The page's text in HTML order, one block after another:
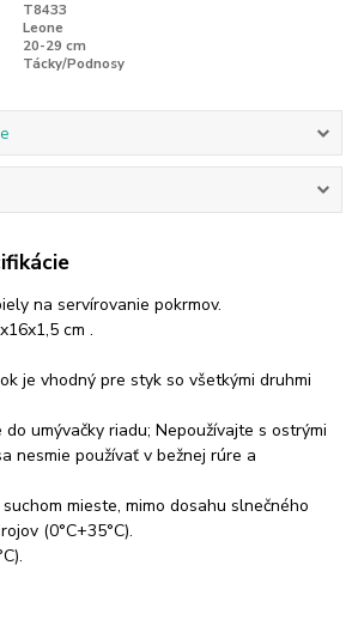
T8433
Leone
20-29 cm
Tácky/Podnosy
na servírovanie pokrmov.
cm .
je vhodný pre styk so všetkými druhmi
do umývačky riadu; Nepoužívajte s ostrými
nesmie používať v bežnej rúre a
mieste, mimo dosahu slnečného
(0°C+35°C).